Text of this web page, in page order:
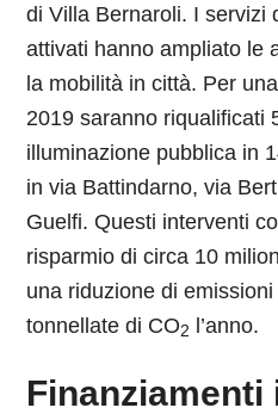
di Villa Bernaroli. I servizi
attivati hanno ampliato le
la mobilità in città. Per
2019 saranno riqualificati
illuminazione pubblica in
in via Battindarno, via
Guelfi. Questi interventi
risparmio di circa 10
una riduzione di
tonnellate di CO2 l’anno.
Finanziamenti